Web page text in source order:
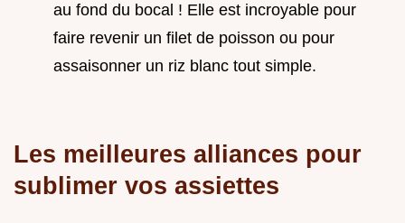
au fond du bocal ! Elle est incroyable pour
faire revenir un filet de poisson ou pour
assaisonner un riz blanc tout simple.
Les meilleures alliances pour
sublimer vos assiettes